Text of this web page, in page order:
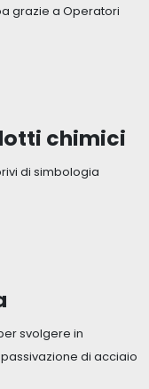
grazie a Operatori
chimici
di simbologia
svolgere in
di acciaio